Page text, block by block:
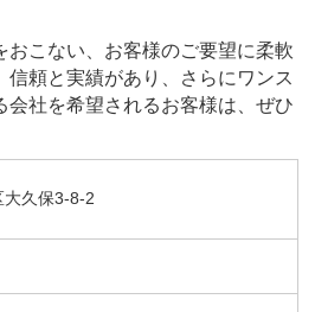
おこない、お客様のご要望に柔軟
信頼と実績があり、さらにワンス
会社を希望されるお客様は、ぜひ
大久保3-8-2